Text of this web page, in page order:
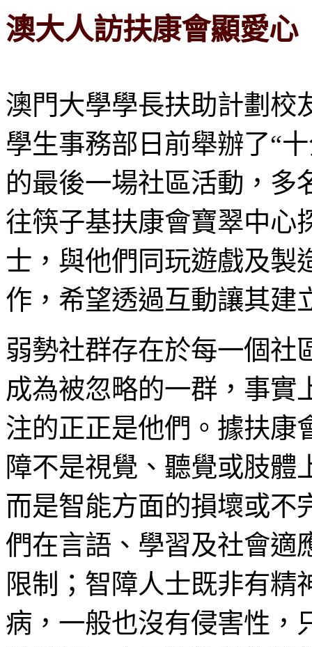
澳大人訪扶康會顯愛心
澳門大學學長扶助計劃校
學生事務部日前舉辦了“
的最後一場社區活動，多
往筷子基扶康會寶翠中心
士，與他們同玩遊戲及製
作，希望透過互動讓其建
弱勢社群存在於每一個社
成為被忽略的一群，事實
注的正正是他們。據扶康
障不是視覺、聽覺或肢體
而是智能方面的損壞或不
們在言語、學習及社會適
限制；智障人士既非有精
病，一般也沒有侵害性，